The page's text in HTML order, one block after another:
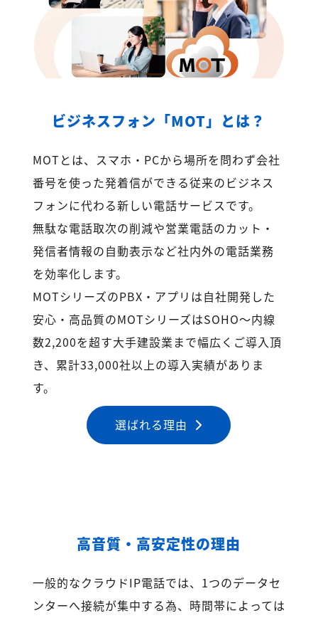
ビジネスフォン「MOT」とは？
MOTとは、スマホ・PCから場所を問わず会社
番号を使った発着信ができる従来のビジネス
フォンに代わる新しい電話サービスです。
無駄な電話取次の削減や営業電話のカット・
発信者情報の自動表示など社内外の電話業務
を効率化します。
MOTシリーズのPBX・アプリは自社開発した
安心・高品質のMOTシリーズはSOHO～内線
数2,200を超す大手建設業まで幅広くご導入頂
き、累計33,000社以上の導入実績がありま
す。
選ばれる理由
高音質・高安定性の理由
一般的なクラウドIP電話では、1つのデータセ
ンターへ接続が集中する為、時間帯によっては